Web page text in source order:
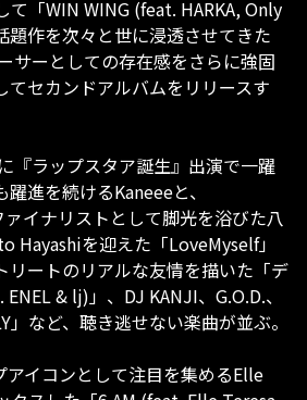
て「WIN WING (feat. HARKA, Only
題作を次々と世に浸透させてきた
サーとしての存在感をさらに強固
てセカンドアルバムをリリースす
『ラップスタア誕生』出演で一躍
進を続けるKaneeeと、
ァイナリストとして脚光を浴びた八
Hayashiを迎えた「LoveMyself」
リートのリアルな友情を描いた「デ
& lj)」、DJ KANJI、G.O.D.、
」など、聴き逃せない楽曲が並ぶ。
アイコンとして注目を集めるElle